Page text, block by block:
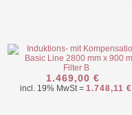
1.469,00 €
incl. 19% MwSt = 1.748,11 €